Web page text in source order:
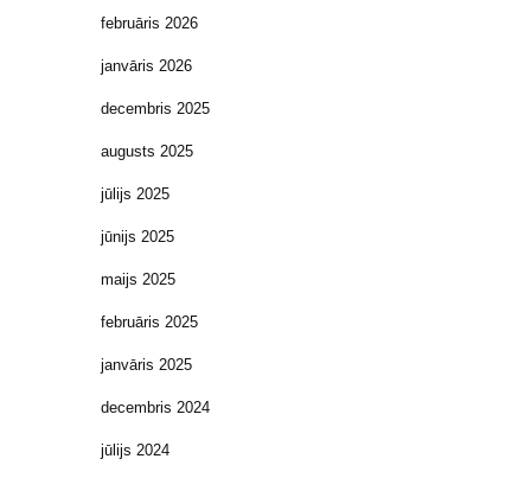
februāris 2026
janvāris 2026
decembris 2025
augusts 2025
jūlijs 2025
jūnijs 2025
maijs 2025
februāris 2025
janvāris 2025
decembris 2024
jūlijs 2024